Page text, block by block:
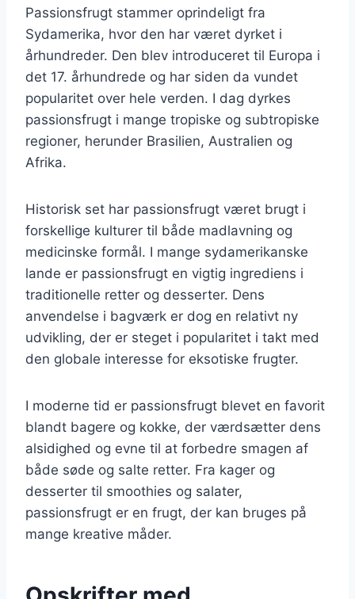
Passionsfrugt stammer oprindeligt fra
Sydamerika, hvor den har været dyrket i
århundreder. Den blev introduceret til Europa i
det 17. århundrede og har siden da vundet
popularitet over hele verden. I dag dyrkes
passionsfrugt i mange tropiske og subtropiske
regioner, herunder Brasilien, Australien og
Afrika.
Historisk set har passionsfrugt været brugt i
forskellige kulturer til både madlavning og
medicinske formål. I mange sydamerikanske
lande er passionsfrugt en vigtig ingrediens i
traditionelle retter og desserter. Dens
anvendelse i bagværk er dog en relativt ny
udvikling, der er steget i popularitet i takt med
den globale interesse for eksotiske frugter.
I moderne tid er passionsfrugt blevet en favorit
blandt bagere og kokke, der værdsætter dens
alsidighed og evne til at forbedre smagen af
både søde og salte retter. Fra kager og
desserter til smoothies og salater,
passionsfrugt er en frugt, der kan bruges på
mange kreative måder.